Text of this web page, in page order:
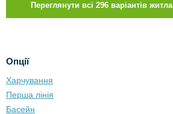
Переглянути всі 296 варіантів житла
Опції
Харчування
Перша лінія
Басейн